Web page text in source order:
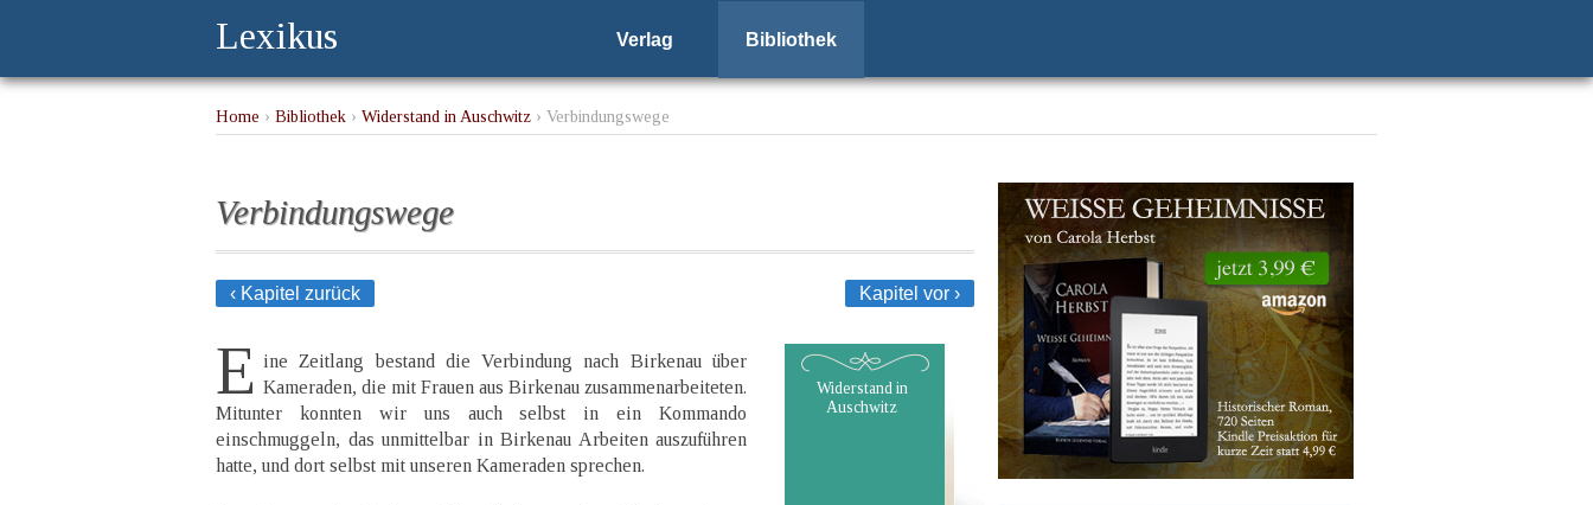
Lexikus Verlag Bibliothek
Home › Bibliothek › Widerstand in Auschwitz › Verbindungswege
Verbindungswege
‹ Kapitel zurück Kapitel vor ›
E ine Zeitlang bestand die Verbindung nach Birkenau über
Kameraden, die mit Frauen aus Birkenau zusammenarbeiteten.
Mitunter konnten wir uns auch selbst in ein Kommando
einschmuggeln, das unmittelbar in Birkenau Arbeiten auszuführen
hatte, und dort selbst mit unseren Kameraden sprechen.
Widerstand in
Auschwitz